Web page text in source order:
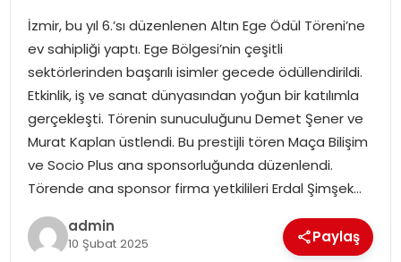
EĞITIM
SPOR
EKONOMI
MAGAZIN
DÜNYA
İzmir, bu yıl 6.’sı düzenlenen Altın Ege Ödül Töreni’ne
ev sahipliği yaptı. Ege Bölgesi’nin çeşitli
sektörlerinden başarılı isimler gecede ödüllendirildi.
Etkinlik, iş ve sanat dünyasından yoğun bir katılımla
gerçekleşti. Törenin sunuculuğunu Demet Şener ve
Murat Kaplan üstlendi. Bu prestijli tören Maça Bilişim
ve Socio Plus ana sponsorluğunda düzenlendi.
Törende ana sponsor firma yetkilileri Erdal Şimşek…
admin
10 Şubat 2025 Paylaş